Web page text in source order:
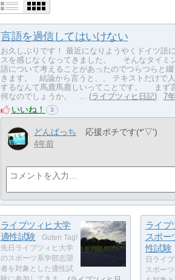
言語を過信してはいけない
お久しぶりです！ 最近になりようやくドイツ語
スを感じなくなってきました。 そんなタイミ
語について考えることがあったのでつらつらと
きます。 結論から言うと、、 テキストだけで
するなんて馬鹿馬鹿しいってことです。 まず
何なのでしょうか。 …
ライプツィヒ日記 7
いいね！ 3
どんぱっち 応援ポチです(*'▽')
4年前
ライプツィヒ大学
適性試験
Guten Tag!
先日ライプツィヒ大学
のスポーツ系学部志望
者を対象とした適性試
ライプ
スポー
性試験
日ライ
スポー